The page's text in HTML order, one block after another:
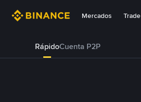
Mercados Trade
RápidoCuenta P2P